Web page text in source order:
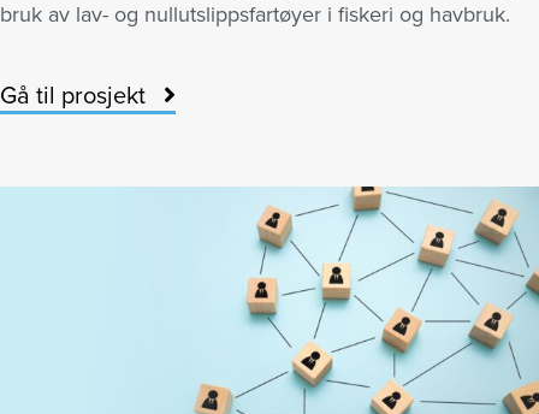
bruk av lav- og nullutslippsfartøyer i fiskeri og havbruk.
Gå til prosjekt